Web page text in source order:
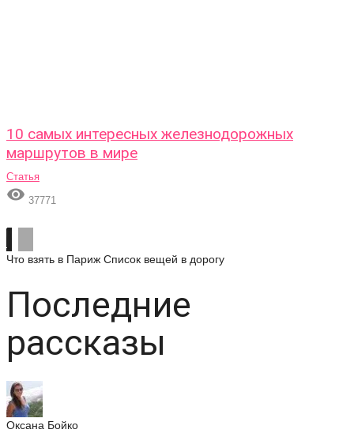
10 самых интересных железнодорожных
маршрутов в мире
Статья
 37771
Что взять в Париж Список вещей в дорогу
Последние
рассказы
Оксана Бойко